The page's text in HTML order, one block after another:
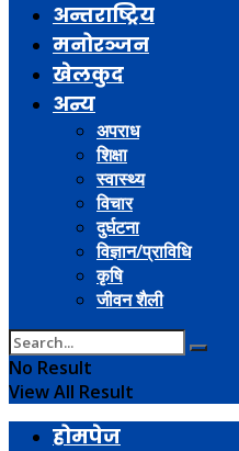
अन्तराष्ट्रिय
मनोरञ्जन
खेलकुद
अन्य
अपराध
शिक्षा
स्वास्थ्य
विचार
दुर्घटना
विज्ञान/प्राविधि
कृषि
जीवन शैली
No Result
View All Result
होमपेज